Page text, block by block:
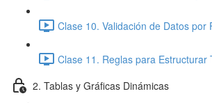
Clase 10. Validación de Datos
Clase 11. Reglas para Estructurar
2. Tablas y Gráficas Dinámicas